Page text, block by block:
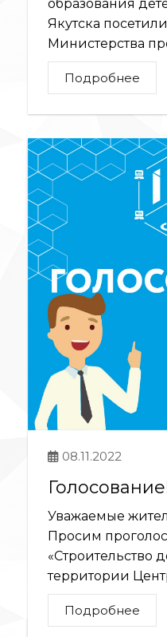
образования
Якутска
Министерства
Подробнее
08.11.2022
Уважаемые
Просим
«Строительство
территории
Подробнее